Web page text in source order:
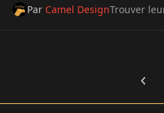
Par Camel DesignTrouver